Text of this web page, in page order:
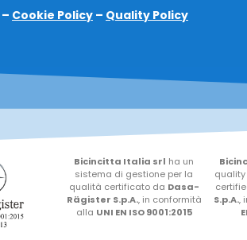
– Cookie Policy – Quality Policy
Bicincitta Italia srl ha un
sistema di gestione per la
qualità certificato da Dasa-
Rägister S.p.A., in conformità
alla UNI EN ISO 9001:2015
S.p.A.,